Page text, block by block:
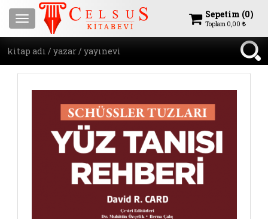
Menu Sepetim (0)
Toplam 0,00